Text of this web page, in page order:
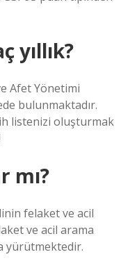
yıllık?
Afet Yönetimi
bulunmaktadır.
listenizi oluşturmak
mı?
felaket ve acil
ve acil arama
yürütmektedir.